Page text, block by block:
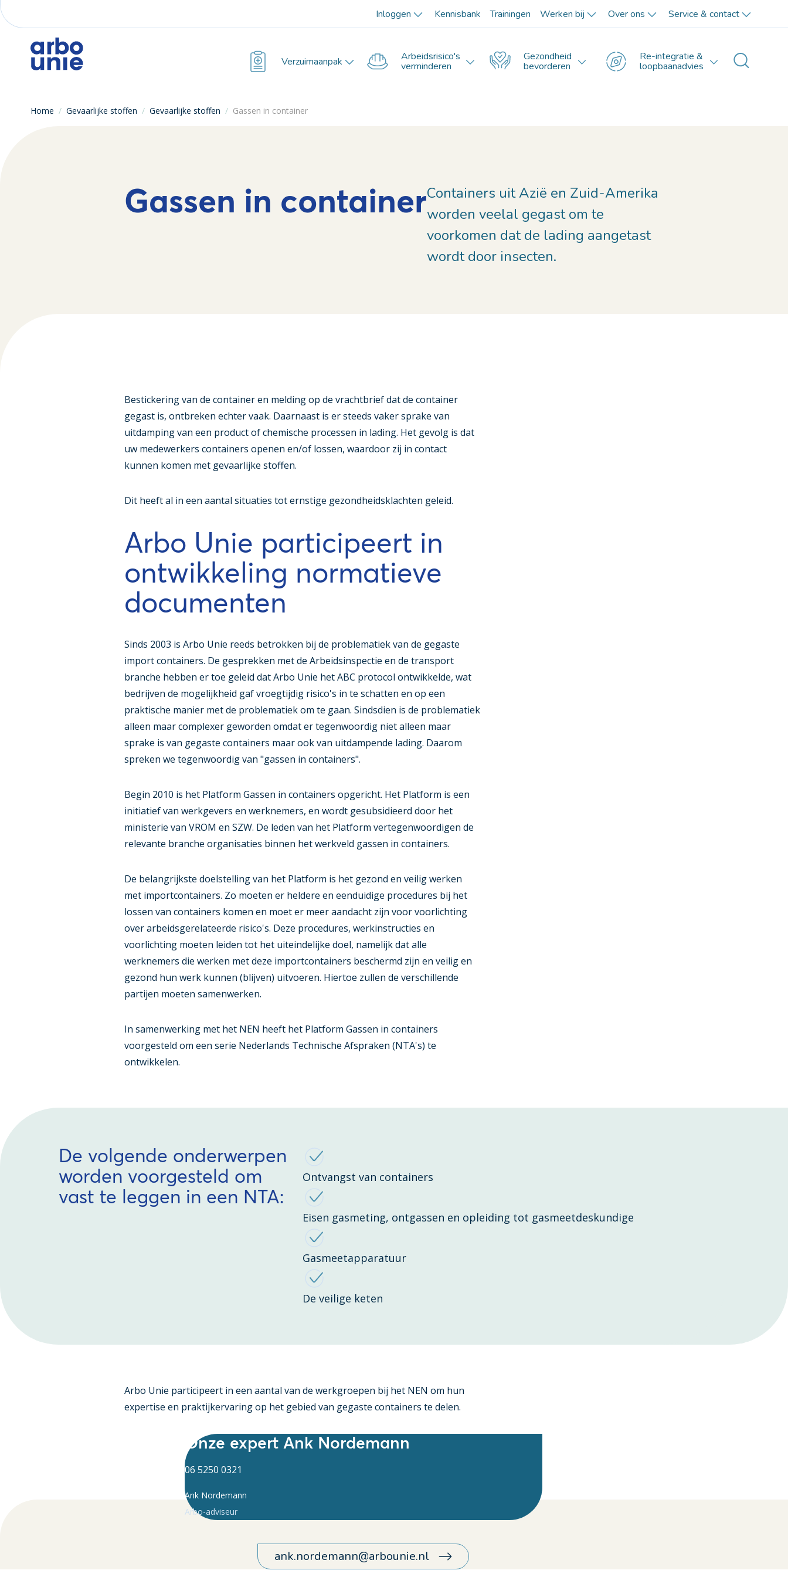
Inloggen Kennisbank Trainingen Werken bij Over ons Service & contact
Verzuimaanpak Arbeidsrisico's
verminderen
Gezondheid
bevorderen
Re-integratie &
loopbaanadvies
Home / Gevaarlijke stoffen / Gevaarlijke stoffen / Gassen in container
Gassen in containerContainers uit Azië en Zuid-Amerika
worden veelal gegast om te
voorkomen dat de lading aangetast
wordt door insecten.
Bestickering van de container en melding op de vrachtbrief dat de container
gegast is, ontbreken echter vaak. Daarnaast is er steeds vaker sprake van
uitdamping van een product of chemische processen in lading. Het gevolg is dat
uw medewerkers containers openen en/of lossen, waardoor zij in contact
kunnen komen met gevaarlijke stoffen.
Dit heeft al in een aantal situaties tot ernstige gezondheidsklachten geleid.
Arbo Unie participeert in
ontwikkeling normatieve
documenten
Sinds 2003 is Arbo Unie reeds betrokken bij de problematiek van de gegaste
import containers. De gesprekken met de Arbeidsinspectie en de transport
branche hebben er toe geleid dat Arbo Unie het ABC protocol ontwikkelde, wat
bedrijven de mogelijkheid gaf vroegtijdig risico's in te schatten en op een
praktische manier met de problematiek om te gaan. Sindsdien is de problematiek
alleen maar complexer geworden omdat er tegenwoordig niet alleen maar
sprake is van gegaste containers maar ook van uitdampende lading. Daarom
spreken we tegenwoordig van "gassen in containers".
Begin 2010 is het Platform Gassen in containers opgericht. Het Platform is een
initiatief van werkgevers en werknemers, en wordt gesubsidieerd door het
ministerie van VROM en SZW. De leden van het Platform vertegenwoordigen de
relevante branche organisaties binnen het werkveld gassen in containers.
De belangrijkste doelstelling van het Platform is het gezond en veilig werken
met importcontainers. Zo moeten er heldere en eenduidige procedures bij het
lossen van containers komen en moet er meer aandacht zijn voor voorlichting
over arbeidsgerelateerde risico's. Deze procedures, werkinstructies en
voorlichting moeten leiden tot het uiteindelijke doel, namelijk dat alle
werknemers die werken met deze importcontainers beschermd zijn en veilig en
gezond hun werk kunnen (blijven) uitvoeren. Hiertoe zullen de verschillende
partijen moeten samenwerken.
In samenwerking met het NEN heeft het Platform Gassen in containers
voorgesteld om een serie Nederlands Technische Afspraken (NTA's) te
ontwikkelen.
De volgende onderwerpen
worden voorgesteld om
vast te leggen in een NTA:
Ontvangst van containers
Eisen gasmeting, ontgassen en opleiding tot gasmeetdeskundige
Gasmeetapparatuur
De veilige keten
Arbo Unie participeert in een aantal van de werkgroepen bij het NEN om hun
expertise en praktijkervaring op het gebied van gegaste containers te delen.
Onze expert Ank Nordemann
06 5250 0321
Ank Nordemann
Arbo-adviseur
ank.nordemann@arbounie.nl